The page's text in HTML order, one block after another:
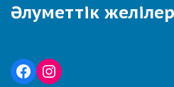
Әлуметтік желілер